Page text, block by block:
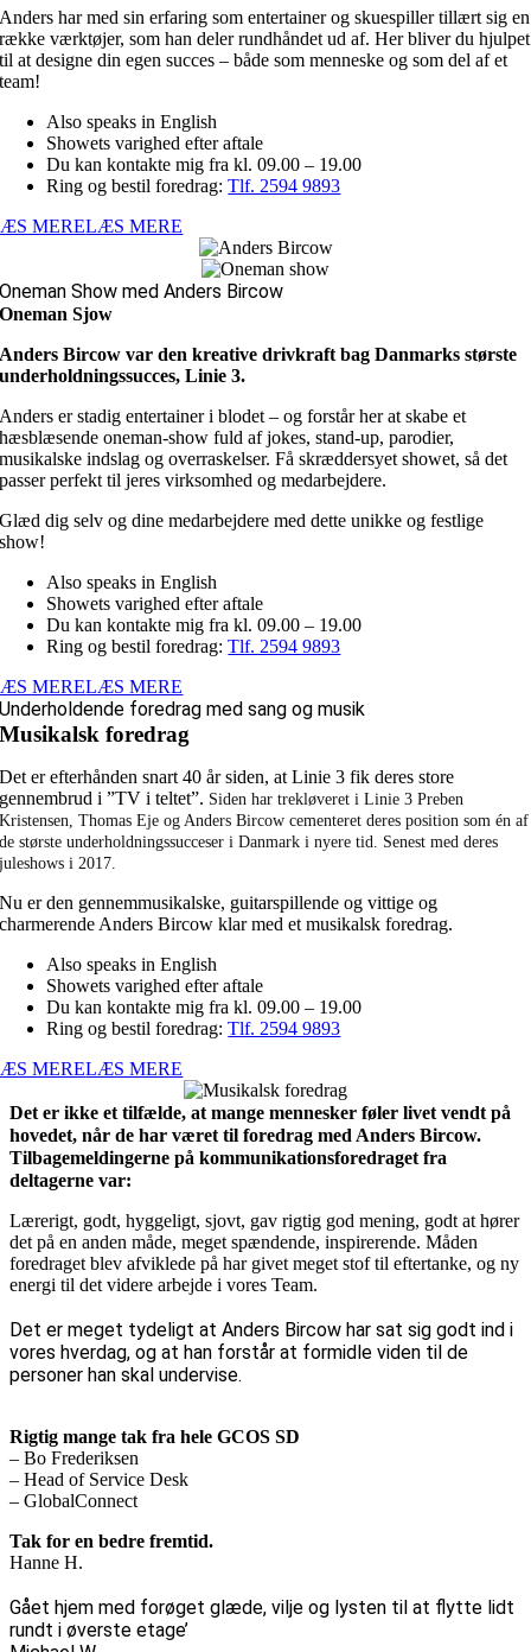
Anders har med sin erfaring som entertainer og skuespiller tillært sig en
række værktøjer, som han deler rundhåndet ud af. Her bliver du hjulpet
til at designe din egen succes – både som menneske og som del af et
team!
Also speaks in English
Showets varighed efter aftale
Du kan kontakte mig fra kl. 09.00 – 19.00
Ring og bestil foredrag:Tlf. 2594 9893
MERELÆS MERE
Oneman Show med Anders Bircow
Oneman Sjow
Anders Bircow var den kreative drivkraft bag Danmarks største
underholdningssucces, Linie 3.
Anders er stadig entertainer i blodet – og forstår her at skabe et
hæsblæsende oneman-show fuld af jokes, stand-up, parodier,
musikalske indslag og overraskelser. Få skræddersyet showet, så det
passer perfekt til jeres virksomhed og medarbejdere.
Glæd dig selv og dine medarbejdere med dette unikke og festlige
show!
Also speaks in English
Showets varighed efter aftale
Du kan kontakte mig fra kl. 09.00 – 19.00
Ring og bestil foredrag:Tlf. 2594 9893
MERELÆS MERE
Underholdende foredrag med sang og musik
Musikalsk foredrag
Det er efterhånden snart 40 år siden, at Linie 3 fik deres store
gennembrud i ”TV i teltet”. Siden har trekløveret i Linie 3 Preben
Kristensen, Thomas Eje og Anders Bircow cementeret deres position som én af
de største underholdningssucceser i Danmark i nyere tid. Senest med deres
juleshows i 2017.
Nu er den gennemmusikalske, guitarspillende og vittige og
charmerende Anders Bircow klar med et musikalsk foredrag.
Also speaks in English
Showets varighed efter aftale
Du kan kontakte mig fra kl. 09.00 – 19.00
Ring og bestil foredrag:Tlf. 2594 9893
MERELÆS MERE
Det er ikke et tilfælde, at mange mennesker føler livet vendt på
hovedet, når de har været til foredrag med Anders Bircow.
Tilbagemeldingerne på kommunikationsforedraget fra
deltagerne var:
Lærerigt, godt, hyggeligt, sjovt, gav rigtig god mening, godt at hører
det på en anden måde, meget spændende, inspirerende. Måden
foredraget blev afviklede på har givet meget stof til eftertanke, og ny
energi til det videre arbejde i vores Team.
Det er meget tydeligt at Anders Bircow har sat sig godt ind i
vores hverdag, og at han forstår at formidle viden til de
personer han skal undervise.
Rigtig mange tak fra hele GCOS SD
– Bo Frederiksen
– Head of Service Desk
– GlobalConnect
Tak for en bedre fremtid.
Hanne H.
Gået hjem med forøget glæde, vilje og lysten til at flytte lidt
rundt i øverste etage’